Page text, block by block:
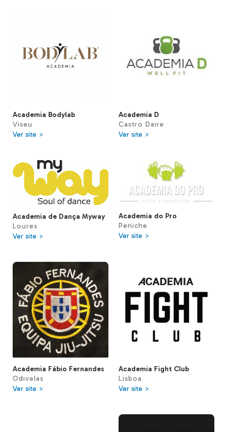
Academia Bodylab
Viseu
Ver site >
Academia D
Castro Daire
Ver site >
Academia de Dança Myway
Loures
Ver site >
Academia do Pro
Peniche
Ver site >
Academia Fábio Fernandes
Odivelas
Ver site >
Academia Fight Club
Lisboa
Ver site >